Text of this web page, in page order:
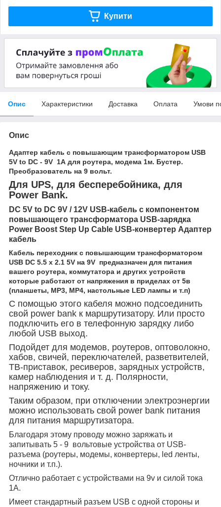
Купити
Опис Характеристики Доставка Оплата Умови
Опис
Адаптер кабель с повышающим трансформатором USB
5V to DC - 9V 1А для роутера, модема 1м. Бустер.
Преобразователь на 9 вольт.
Для UPS, для бесперебойника, для
Power Bank.
DC 5V to DC 9V / 12V USB-кабель с компонентом
повышающего трансформатора USB-зарядка
Power Boost Step Up Cable USB-конвертер Адаптер
кабель
Кабель переходник с повышающим трансформатором
USB DC 5.5 x 2.1 5V на 9V предназначен для питания
вашего роутера, коммутатора и других устройств
которые работают от напряжения в приделах от 5в
(планшеты, MP3, MP4, настольные LED лампы и т.п)
С помощью этого кабеля можно подсоединить
свой power bank к маршрутизатору. Или просто
подключить его в телефонную зарядку либо
любой USB выход.
Подойдет для модемов, роутеров, оптоволокно,
хабов, свичей, переключателей, разветвителей,
ТВ-приставок, ресиверов, зарядных устройств,
камер наблюдения и т. д. Полярности,
напряжению и току.
Таким образом, при отключении электроэнергии
можно использовать свой power bank питания
для питания маршрутизатора.
Благодаря этому проводу можно заряжать и
запитывать 5 - 9 вольтовые устройства от USB-
разъема (роутеры, модемы, конвертеры, led ленты,
ночники и т.п.).
Отлично работает с устройствами на 9v и силой тока
1А.
Имеет стандартный разъем USB c одной стороны и